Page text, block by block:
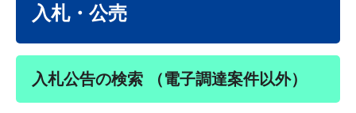
入札・公売
入札公告の検索 （電子調達案件以外）